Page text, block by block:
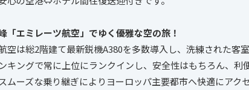
「エミレーツ航空」でゆく優雅な空の旅！
空は総2階建て最新鋭機A380を多数導入し、洗練された客
キングで常に上位にランクインし、安全性はもちろん、利
ムーズな乗り継ぎによりヨーロッパ主要都市へ快適にアクセ